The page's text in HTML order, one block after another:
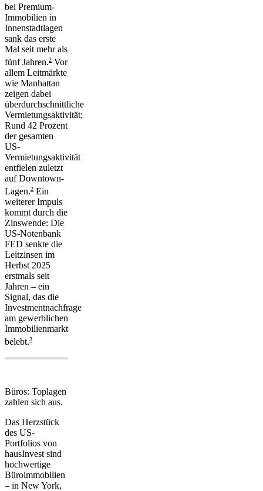
bei Premium-
Immobilien in
Innenstadtlagen
sank das erste
Mal seit mehr als
fünf Jahren.2 Vor
allem Leitmärkte
wie Manhattan
zeigen dabei
überdurchschnittliche
Vermietungsaktivität:
Rund 42 Prozent
der gesamten
US-
Vermietungsaktivität
entfielen zuletzt
auf Downtown-
Lagen.2 Ein
weiterer Impuls
kommt durch die
Zinswende: Die
US-Notenbank
FED senkte die
Leitzinsen im
Herbst 2025
erstmals seit
Jahren – ein
Signal, das die
Investmentnachfrage
am gewerblichen
Immobilienmarkt
belebt.3
Büros: Toplagen
zahlen sich aus.
Das Herzstück
des US-
Portfolios von
hausInvest sind
hochwertige
Büroimmobilien
– in New York,